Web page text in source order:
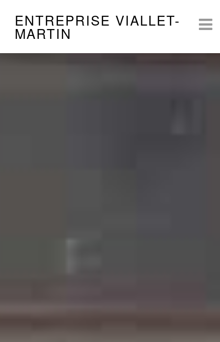
ENTREPRISE VIALLET-
MARTIN